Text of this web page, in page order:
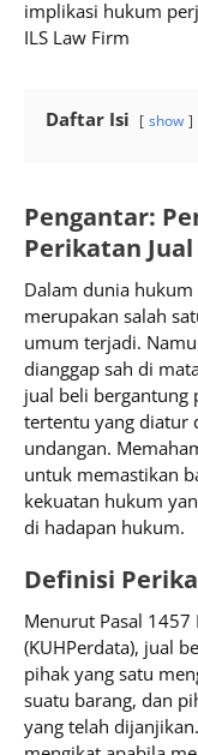
implikasi hukum
ILS Law Firm
Daftar Isi show
Pengantar:
Perikatan Jual
Dalam dunia
merupakan salah
umum terjadi.
dianggap sah di
jual beli bergantung
tertentu yang diatur
undangan.
untuk memastikan
kekuatan hukum
di hadapan hukum.​
Definisi
Menurut Pasal
(KUHPerdata), jual
pihak yang satu
suatu barang, dan
yang telah